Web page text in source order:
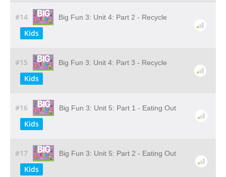
#14 Big Fun 3: Unit 4: Part 2 - Recycle
Kids
#15 Big Fun 3: Unit 4: Part 3 - Recycle
Kids
#16 Big Fun 3: Unit 5: Part 1 - Eating Out
Kids
#17 Big Fun 3: Unit 5: Part 2 - Eating Out
Kids